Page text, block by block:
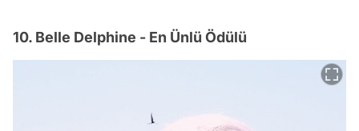
10. Belle Delphine - En Ünlü Ödülü